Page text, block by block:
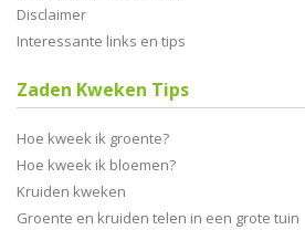
Disclaimer
Interessante links en tips
Zaden Kweken Tips
Hoe kweek ik groente?
Hoe kweek ik bloemen?
Kruiden kweken
Groente en kruiden telen in een grote tuin